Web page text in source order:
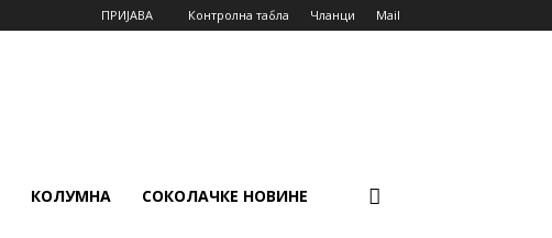
ПРИЈАВА Контролна табла Чланци Mail
КОЛУМНА СОКОЛАЧКЕ НОВИНЕ